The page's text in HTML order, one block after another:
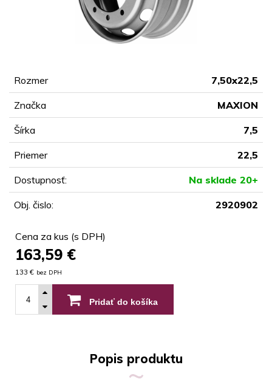
Rozmer 7,50x22,5
Značka MAXION
Šírka 7,5
Priemer 22,5
Dostupnosť: Na sklade 20+
Obj. čislo: 2920902
Cena za kus (s DPH)
163,59 €
133 € bez DPH
Pridať do košíka
Popis produktu